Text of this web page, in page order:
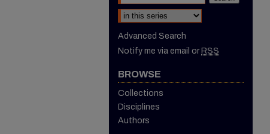
Select context to search:
Advanced Search
Notify me via email or RSS
BROWSE
Collections
Disciplines
Authors